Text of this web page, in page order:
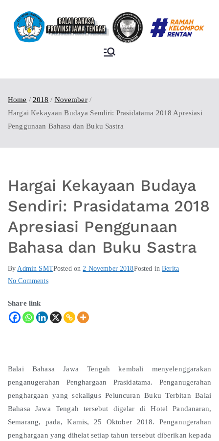
TENGAH
Home 2018
November
Hargai Kekayaan Budaya Sendiri: Prasidatama 2018 Apresiasi
Penggunaan Bahasa dan Buku Sastra
Hargai Kekayaan Budaya
Sendiri: Prasidatama 2018
Apresiasi Penggunaan
Bahasa dan Buku Sastra
By Admin SMTPosted on 2 November 2018Posted inBerita
No Comments
Share link
Balai Bahasa Jawa Tengah kembali menyelenggarakan
penganugerahan Penghargaan Prasidatama. Penganugerahan
penghargaan yang sekaligus Peluncuran Buku Terbitan Balai
Bahasa Jawa Tengah tersebut digelar di Hotel Pandanaran,
Semarang, pada, Kamis, 25 Oktober 2018. Penganugerahan
penghargaan yang dihelat setiap tahun tersebut diberikan kepada